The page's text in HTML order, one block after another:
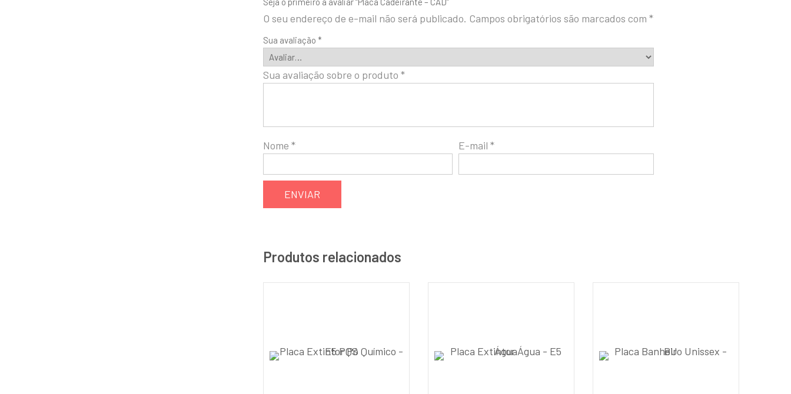
O seu endereço de e-mail não será publicado. Campos obrigatórios são marcados com *
Sua avaliação *
Sua avaliação sobre o produto *
Nome * E-mail *
Produtos relacionados